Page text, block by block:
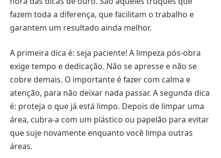
fazem toda a diferença, que facilitam o trabalho e
garantem um resultado ainda melhor.
A primeira dica é: seja paciente! A limpeza pós-obra
exige tempo e dedicação. Não se apresse e não se
cobre demais. O importante é fazer com calma e
atenção, para não deixar nada passar. A segunda dica
é: proteja o que já está limpo. Depois de limpar uma
área, cubra-a com um plástico ou papelão para evitar
que suje novamente enquanto você limpa outras
áreas.